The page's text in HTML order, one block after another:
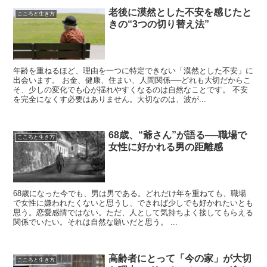
こころと生き方
老後に漠然とした不安を感じたと
きの“3つの切り替え法”
年齢を重ねるほど、理由を一つに特定できない「漠然とした不安」に
出会います。 お金、健康、住まい、人間関係──どれも大切だからこ
そ、少しの変化でも心が揺れやすくなるのは自然なことです。 不安
を完全になくす必要はありません。大切なのは、波が...
こころと生き方
68歳、“爺さん”が語る──職場で
女性に好かれる男の距離感
68歳になった今でも、男は男である。どれだけ年を重ねても、職場
で女性に嫌われたくないと思うし、できれば少しでも好かれたいとも
思う。恋愛感情ではない。ただ、人として気持ちよく接してもらえる
関係でいたい。それは自然な願いだと思う。 ...
こころと生き方
高齢者にとって「今の家」が大切